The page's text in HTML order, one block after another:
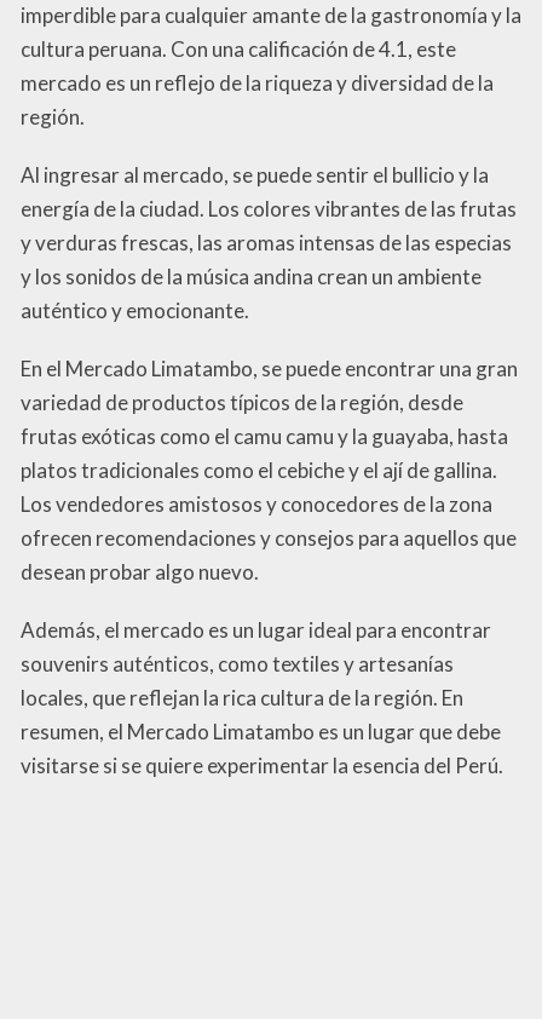
imperdible para cualquier amante de la gastronomía y la
cultura peruana. Con una calificación de 4.1, este
mercado es un reflejo de la riqueza y diversidad de la
región.
Al ingresar al mercado, se puede sentir el bullicio y la
energía de la ciudad. Los colores vibrantes de las frutas
y verduras frescas, las aromas intensas de las especias
y los sonidos de la música andina crean un ambiente
auténtico y emocionante.
En el Mercado Limatambo, se puede encontrar una gran
variedad de productos típicos de la región, desde
frutas exóticas como el camu camu y la guayaba, hasta
platos tradicionales como el cebiche y el ají de gallina.
Los vendedores amistosos y conocedores de la zona
ofrecen recomendaciones y consejos para aquellos que
desean probar algo nuevo.
Además, el mercado es un lugar ideal para encontrar
souvenirs auténticos, como textiles y artesanías
locales, que reflejan la rica cultura de la región. En
resumen, el Mercado Limatambo es un lugar que debe
visitarse si se quiere experimentar la esencia del Perú.